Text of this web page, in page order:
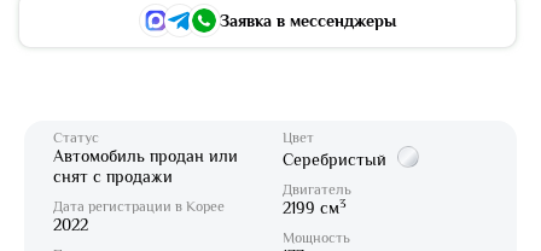
Заявка в мессенджеры
Статус
Автомобиль продан или
снят с продажи
Дата регистрации в Корее
2022
Цвет
Серебристый
Двигатель
2199 см3
Мощность